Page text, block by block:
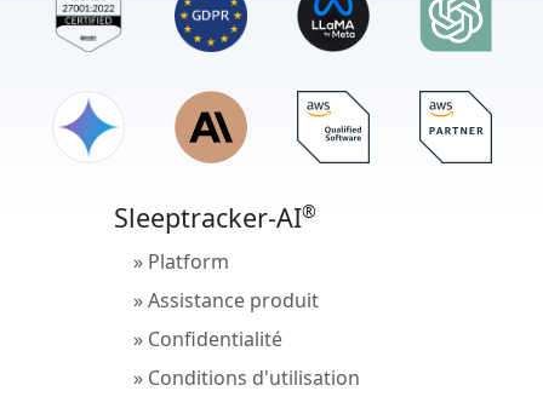
Sleeptracker-AI®
» Platform
» Assistance produit
» Confidentialité
» Conditions d'utilisation